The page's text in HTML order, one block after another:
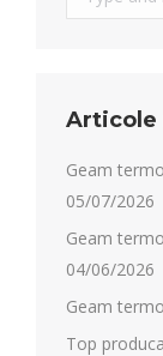
Articole
Geam
05/07/2026
Geam
04/06/2026
Geam
Top